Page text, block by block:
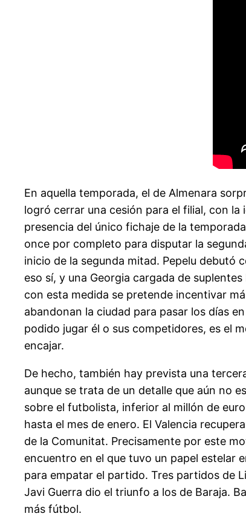
En aquella temporada, el de Almenara
logró cerrar una cesión para el filial, con
presencia del único fichaje de la
once por completo para disputar la
inicio de la segunda mitad. Pepelu
eso sí, y una Georgia cargada de
con esta medida se pretende incentivar
abandonan la ciudad para pasar los días
podido jugar él o sus competidores, es el
encajar.
De hecho, también hay prevista una
aunque se trata de un detalle que aún no
sobre el futbolista, inferior al millón de
hasta el mes de enero. El Valencia
de la Comunitat. Precisamente por este
encuentro en el que tuvo un papel estelar
para empatar el partido. Tres partidos de
Javi Guerra dio el triunfo a los de Baraja.
más fútbol.